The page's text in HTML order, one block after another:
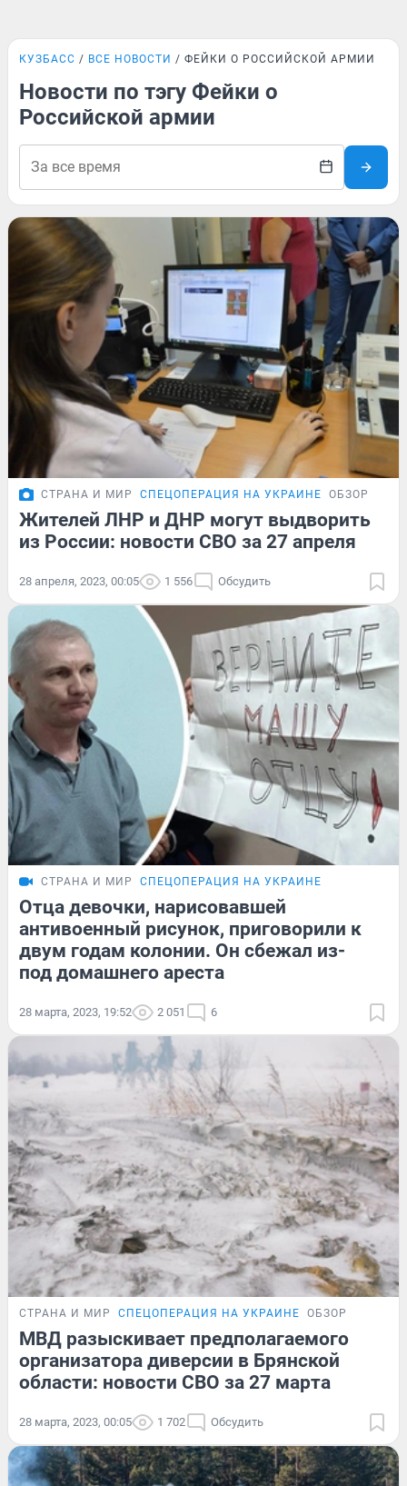
КУЗБАСС ВСЕ НОВОСТИ ФЕЙКИ О РОССИЙСКОЙ АРМИИ
Новости по тэгу Фейки о
Российской армии
СТРАНА И МИР СПЕЦОПЕРАЦИЯ НА УКРАИНЕ ОБЗОР
Жителей ЛНР и ДНР могут выдворить
из России: новости СВО за 27 апреля
28 апреля, 2023, 00:05 1 556 Обсудить
СТРАНА И МИР СПЕЦОПЕРАЦИЯ НА УКРАИНЕ
Отца девочки, нарисовавшей
антивоенный рисунок, приговорили к
двум годам колонии. Он сбежал из-
под домашнего ареста
28 марта, 2023, 19:52 2 051 6
СТРАНА И МИР СПЕЦОПЕРАЦИЯ НА УКРАИНЕ ОБЗОР
МВД разыскивает предполагаемого
организатора диверсии в Брянской
области: новости СВО за 27 марта
28 марта, 2023, 00:05 1 702 Обсудить